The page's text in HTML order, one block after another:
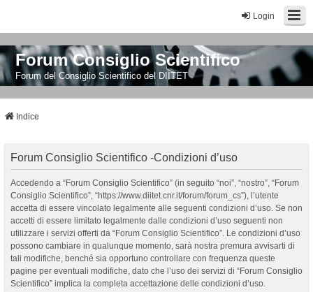
Login
Forum Consiglio Scientifico
Forum del Consiglio Scientifico del DIITET
Indice
Forum Consiglio Scientifico -Condizioni d’uso
Accedendo a “Forum Consiglio Scientifico” (in seguito “noi”, “nostro”, “Forum
Consiglio Scientifico”, “https://www.diitet.cnr.it/forum/forum_cs”), l’utente
accetta di essere vincolato legalmente alle seguenti condizioni d’uso. Se non
accetti di essere limitato legalmente dalle condizioni d’uso seguenti non
utilizzare i servizi offerti da “Forum Consiglio Scientifico”. Le condizioni d’uso
possono cambiare in qualunque momento, sarà nostra premura avvisarti di
tali modifiche, benché sia opportuno controllare con frequenza queste
pagine per eventuali modifiche, dato che l’uso dei servizi di “Forum Consiglio
Scientifico” implica la completa accettazione delle condizioni d’uso.